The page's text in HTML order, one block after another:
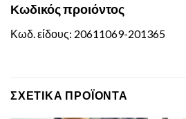
Κωδικός προιόντος
Κωδ. είδους: 20611069-201365
ΣΧΕΤΙΚΆ ΠΡΟΪΌΝΤΑ